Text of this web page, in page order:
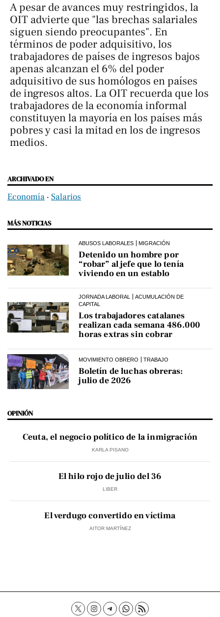
A pesar de avances muy restringidos, la
OIT advierte que "las brechas salariales
siguen siendo preocupantes". En
términos de poder adquisitivo, los
trabajadores de países de ingresos bajos
apenas alcanzan el 6% del poder
adquisitivo de sus homólogos en países
de ingresos altos. La OIT recuerda que los
trabajadores de la economía informal
constituyen la mayoría en los países más
pobres y casi la mitad en los de ingresos
medios.
ARCHIVADO EN
Economía ‧ Salarios
MÁS NOTICIAS
ABUSOS LABORALES MIGRACIÓN
Detenido un hombre por
“robar” al jefe que lo tenía
viviendo en un establo
JORNADA LABORAL
ACUMULACIÓN DE
CAPITAL
Los trabajadores catalanes
realizan cada semana 486.000
horas extras sin cobrar
MOVIMIENTO OBRERO TRABAJO
Boletín de luchas obreras:
julio de 2026
OPINIÓN
Ceuta, el negocio político de la inmigración
KARLA PISANO
El hilo rojo de julio del 36
LIBER
El verdugo convertido en víctima
AITOR MARTÍNEZ